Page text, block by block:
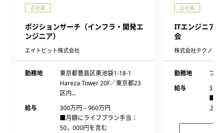
正社員
ポジションサーチ（インフラ・開発エ
ンジニア）
エイトビット株式会社
勤務地
東京都豊島区東池袋1-18-1
Hareza Tower 20F／東京都23
区内...
給与
300万円～960万円
■月額にライフプラン手当：
50，000円を含む
正社員
ITエンジニア
会
株式会社テクノプ
勤務地
プロ
給与
336
■経
上、